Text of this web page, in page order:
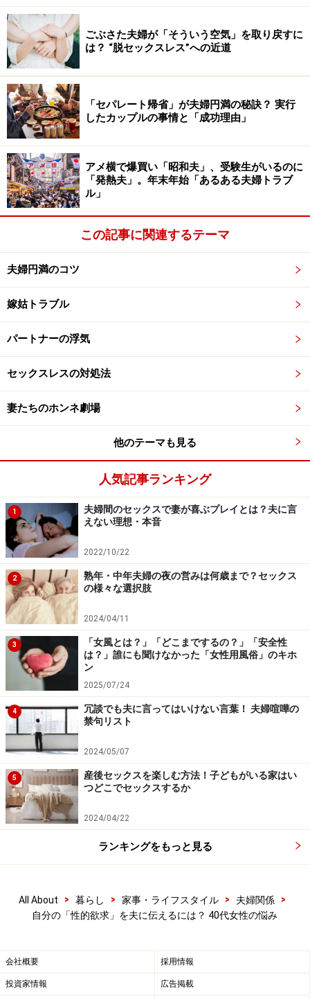
映画を流しながらソファに倒れ込んで……。
その時はさわりっこしただけですが、まずは大
成功です。最後に『これからもこういうこと、
してね』と小声でお願いしておきました」
まさに、「恥じらい&大胆」のギャップ行動ですね。
男性の方々には、女性もムラムラするときがあると知っ
ておいていただきたいです。その瞬間をキャッチする洞
察力を身につければ、夫婦仲良し度は益々向上すること
でしょう。お互いの性欲をポジティブにとらえられる夫
婦関係を目指すことが、新しい時代の理想形夫婦です。
【関連記事】
最新版！妻の「性欲」と「カラダ」のリアル
性欲のずれでセックスレスに？夫婦生活にセックス
を取り戻す方法
セックスレス夫の心理…妻としたくない夫の本音と
は
妻からセックスへの誘い方……旦那を誘うテクニック
で脱セックスレス
40代は性欲のピーク？40代女性の性事情に迫る
※記事内容は執筆時点のものです。最新の内容をご確認くださ
い。
【編集部おすすめの購入サイト】
Amazonで夫婦関係の書籍をチェック！
楽天市場で夫婦関係関連の書籍をチェック！
ごぶさた夫婦が「そういう空気」を取り戻すに
は？ “脱セックスレス”への近道
「セパレート帰省」が夫婦円満の秘訣？ 実行
したカップルの事情と「成功理由」
アメ横で爆買い「昭和夫」、受験生がいるのに
「発熱夫」。年末年始「あるある夫婦トラブ
ル」
この記事に関連するテーマ
夫婦円満のコツ
嫁姑トラブル
パートナーの浮気
セックスレスの対処法
妻たちのホンネ劇場
他のテーマも見る
人気記事ランキング
1
夫婦間のセックスで妻が喜ぶプレイとは？夫に言
えない理想・本音
2022/10/22
2
熟年・中年夫婦の夜の営みは何歳まで？セックス
の様々な選択肢
2024/04/11
3
「女風とは？」「どこまでするの？」「安全性
は？」誰にも聞けなかった「女性用風俗」のキホ
ン
2025/07/24
4
冗談でも夫に言ってはいけない言葉！ 夫婦喧嘩の
禁句リスト
2024/05/07
5
産後セックスを楽しむ方法！子どもがいる家はい
つどこでセックスするか
2024/04/22
ランキングをもっと見る
All About > 暮らし > 家事・ライフスタイル > 夫婦関係
>
自分の「性的欲求」を夫に伝えるには？ 40代女性の悩み
会社概要 採用情報
投資家情報 広告掲載